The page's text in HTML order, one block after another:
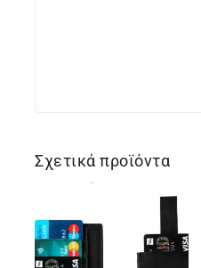
Σχετικά προϊόντα